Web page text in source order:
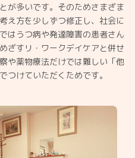
が多いです。そのためさまざま
え方を少しずつ修正し、社会に
はうつ病や発達障害の患者さん
ざすリ・ワークデイケアと併せ
や薬物療法だけでは難しい「他
つけていただくためです。